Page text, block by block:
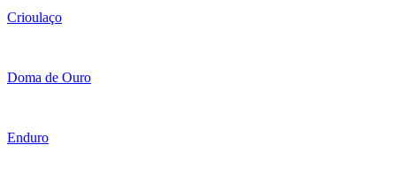
Crioulaço
Doma de Ouro
Enduro